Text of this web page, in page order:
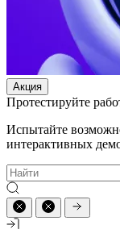
Акция
Протестируйте
Испытайте
интерактивных